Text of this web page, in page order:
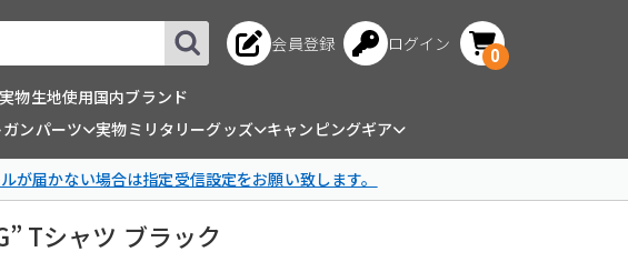
会員登録 ログイン
0
実物生地使用国内ブランド
ンパーツ 実物ミリタリーグッズ キャンピングギア
届かない場合は指定受信設定をお願い致します。
Tシャツ ブラック